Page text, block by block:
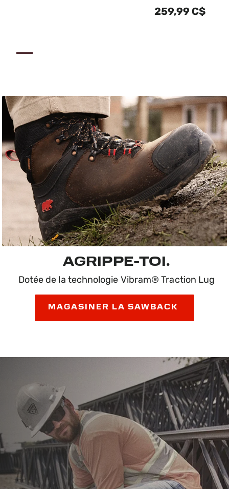
259,99 C$
AGRIPPE-TOI.
Dotée de la technologie Vibram® Traction Lug
MAGASINER LA SAWBACK